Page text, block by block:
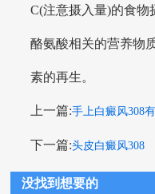
C(注意摄入量)的食物
酪氨酸相关的营养物
素的再生。
上一篇:手上白癜风308
下一篇:头皮白癜风308
没找到想要的